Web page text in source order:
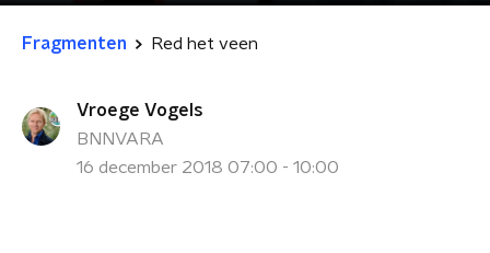
Fragmenten Red het veen
Vroege Vogels
BNNVARA
16 december 2018 07:00 - 10:00